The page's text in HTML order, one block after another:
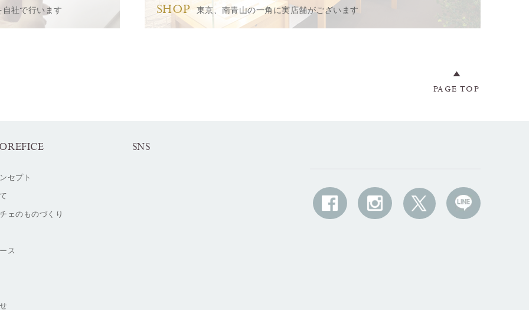
社で行います SHOP 東京、南青山の一角に実店舗がございます
PAGE TOP
セプト
ェのものづくり
ス
SNS